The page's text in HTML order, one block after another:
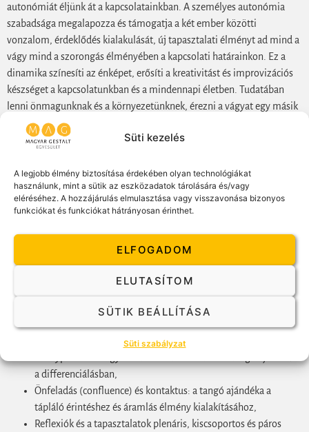
Süti kezelés
A legjobb élmény biztosítása érdekében olyan technológiákat
használunk, mint a sütik az eszközadatok tárolására és/vagy
eléréséhez. A hozzájárulás elmulasztása vagy visszavonása bizonyos
funkciókat és funkciókat hátrányosan érinthet.
ELFOGADOM
ELUTASÍTOM
SÜTIK BEÁLLÍTÁSA
Süti szabályzat
autonómiát éljünk át a kapcsolatainkban. A személyes autonómia
szabadsága megalapozza és támogatja a két ember közötti
vonzalom, érdeklődés kialakulását, új tapasztalati élményt ad mind a
vágy mind a szorongás élményében a kapcsolati határainkon. Ez a
dinamika színesíti az énképet, erősíti a kreativitást és improvizációs
készséget a kapcsolatunkban és a mindennapi életben. Tudatában
lenni önmagunknak és a környezetünknek, érezni a vágyat egy másik
személlyel való kapcsolódásra, közelebb kerülni egymáshoz, közös
teret létrehozni, együtt táplálni és értékelni ezt a teret, elkülöníteni,
élettel telibb és kreatívabb képet nyerni önmagunkról: ilyenek a
‘Gestalt Tapasztalati ciklus’ folyamatai. Valójában ezek írják le az
emberi partnerkapcsolatokat gazdagító dinamikát és a tangó
A workshop tartalma és folyamatai:
A nyolc ideális kapcsolati lépés megjelenése a Gestaltban, a
Kényelmes, kísérletező, intim és önzetlen állapotok,
a differenciálásban,
Önfeladás (confluence) és kontaktus: a tangó ajándéka a
tápláló érintéshez és áramlás élmény kialakításához,
Reflexiók és a tapasztalatok plenáris, kiscsoportos és páros